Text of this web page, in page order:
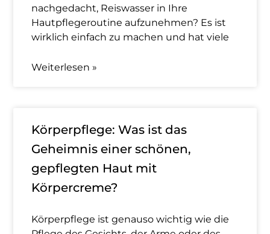
nachgedacht, Reiswasser in Ihre
Hautpflegeroutine aufzunehmen? Es ist
wirklich einfach zu machen und hat viele
Weiterlesen »
Körperpflege: Was ist das
Geheimnis einer schönen,
gepflegten Haut mit
Körpercreme?
Körperpflege ist genauso wichtig wie die